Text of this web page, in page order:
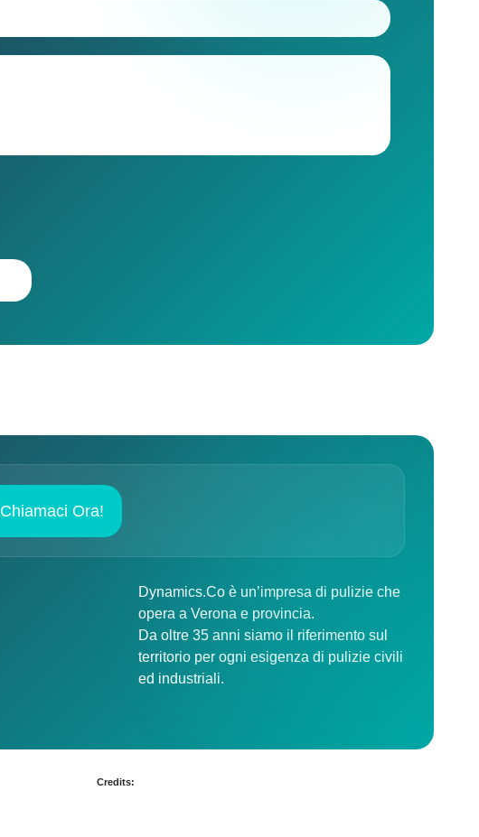
Chiamaci Ora!
Dynamics.Co è un’impresa di pulizie che
opera a Verona e provincia.
Da oltre 35 anni siamo il riferimento sul
territorio per ogni esigenza di pulizie civili
ed industriali.
Credits: